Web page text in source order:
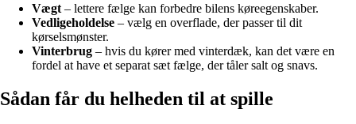
Vægt – lettere fælge kan forbedre bilens køreegenskaber.
Vedligeholdelse – vælg en overflade, der passer til dit
kørselsmønster.
Vinterbrug – hvis du kører med vinterdæk, kan det være en
fordel at have et separat sæt fælge, der tåler salt og snavs.
Sådan får du helheden til at spille